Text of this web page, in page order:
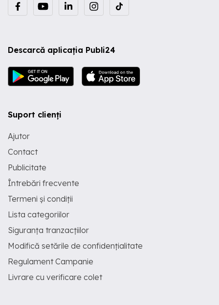
valabila,mentenanta o asigura firma
Rowe.
Descarcă aplicația Publi24
Suport clienți
Ajutor
Contact
Publicitate
Întrebări frecvente
Termeni și condiții
Lista categoriilor
Siguranța tranzacțiilor
Modifică setările de confidențialitate
Regulament Campanie
Livrare cu verificare colet